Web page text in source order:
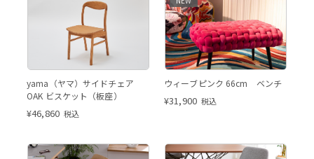
色です
yama（ヤマ）サイドチェア
OAK ビスケット（板座）
¥46,860 税込
ウィーブピンク 66cm ベンチ
¥31,900 税込